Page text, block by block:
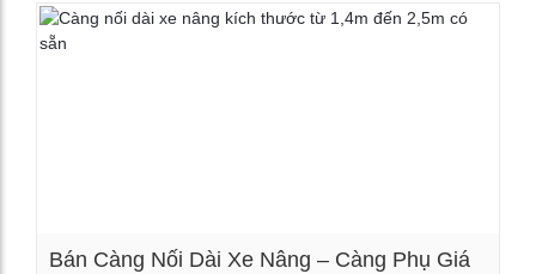
Bán Càng Nối Dài Xe Nâng – Càng Phụ Giá